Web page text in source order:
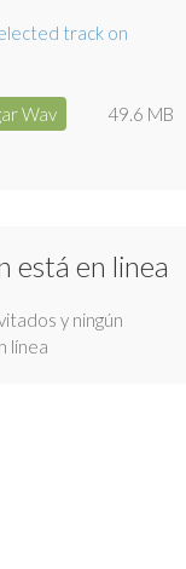
Wav 49.6 MB
está en linea
y ningún
línea